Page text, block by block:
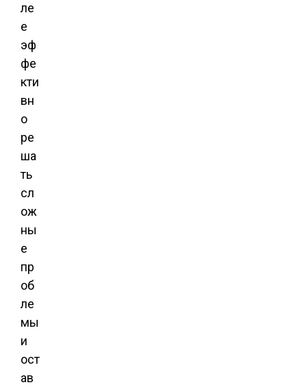
ле
е
эф
фе
кти
вн
о
ре
ша
ть
сл
ож
ны
е
пр
об
ле
мы
и
ост
ав